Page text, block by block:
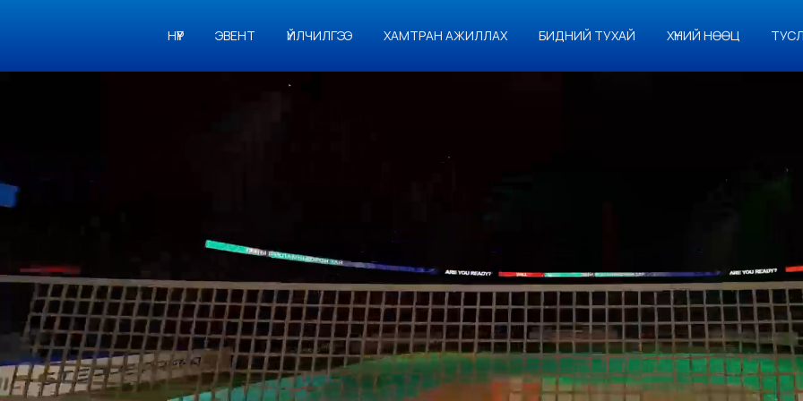
НҮҮР ЭВЕНТ ҮЙЛЧИЛГЭЭ ХАМТРАН АЖИЛЛАХ БИДНИЙ ТУХАЙ ХҮНИЙ НӨӨЦ